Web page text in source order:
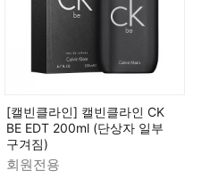
[캘빈클라인] 캘빈클라인 CK
BE EDT 200ml (단상자 일부
구겨짐)
회원전용